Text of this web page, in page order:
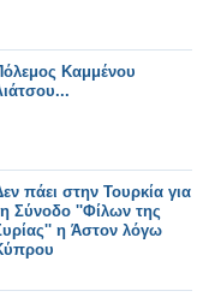
Καμμένου
πάει στην Τουρκία για
Σύνοδο ''Φίλων της
η Άστον λόγω